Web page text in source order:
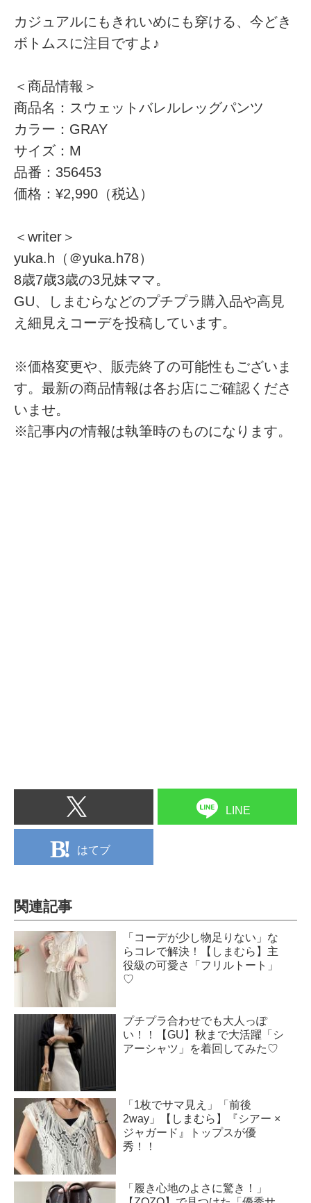
カジュアルにもきれいめにも穿ける、今どき
ボトムスに注目ですよ♪
＜商品情報＞
商品名：スウェットバレルレッグパンツ
カラー：GRAY
サイズ：M
品番：356453
価格：¥2,990（税込）
＜writer＞
yuka.h（＠yuka.h78）
8歳7歳3歳の3兄妹ママ。
GU、しまむらなどのプチプラ購入品や高見
え細見えコーデを投稿しています。
※価格変更や、販売終了の可能性もございま
す。最新の商品情報は各お店にご確認くださ
いませ。
※記事内の情報は執筆時のものになります。
LINE
はてブ
関連記事
「コーデが少し物足りない」な
らコレで解決！【しまむら】主
役級の可愛さ「フリルトート」
♡
プチプラ合わせでも大人っぽ
い！！【GU】秋まで大活躍「シ
アーシャツ」を着回してみた♡
「1枚でサマ見え」「前後
2way」【しまむら】『シアー ×
ジャガード』トップスが優
秀！！
「履き心地のよさに驚き！」